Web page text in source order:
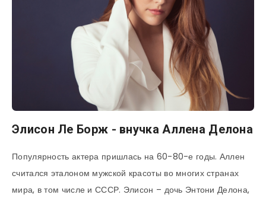
Элисон Ле Борж - внучка Аллена Делона
Популярность актера пришлась на 60-80-е годы. Аллен
считался эталоном мужской красоты во многих странах
мира, в том числе и СССР. Элисон – дочь Энтони Делона,